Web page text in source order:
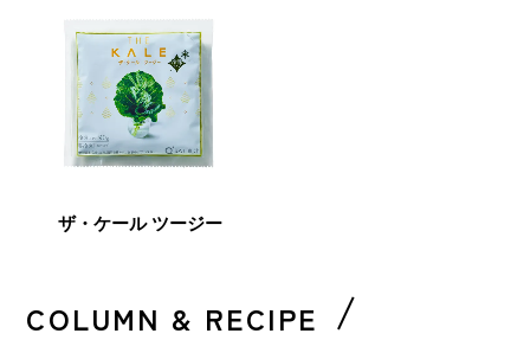
ザ・ケール ツージー
COLUMN & RECIPE